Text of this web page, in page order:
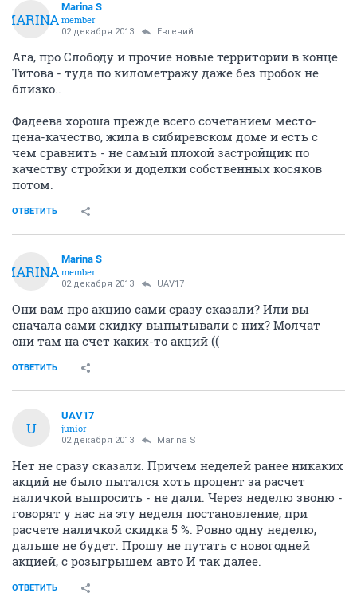
MARINA
Marina S
member
02 декабря 2013 Eвгений
Ага, про Слободу и прочие новые территории в конце
Титова - туда по километражу даже без пробок не
близко..
Фадеева хороша прежде всего сочетанием место-
цена-качество, жила в сибиревском доме и есть с
чем сравнить - не самый плохой застройщик по
качеству стройки и доделки собственных косяков
потом.
ОТВЕТИТЬ
MARINA
Marina S
member
02 декабря 2013 UAV17
Они вам про акцию сами сразу сказали? Или вы
сначала сами скидку выпытывали с них? Молчат
они там на счет каких-то акций ((
ОТВЕТИТЬ
U
UAV17
junior
02 декабря 2013 Marina S
Нет не сразу сказали. Причем неделей ранее никаких
акций не было пытался хоть процент за расчет
наличкой выпросить - не дали. Через неделю звоню -
говорят у нас на эту неделя постановление, при
расчете наличкой скидка 5 %. Ровно одну неделю,
дальше не будет. Прошу не путать с новогодней
акцией, с розыгрышем авто И так далее.
ОТВЕТИТЬ